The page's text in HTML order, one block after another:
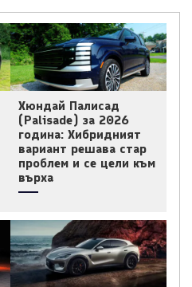
Хюндай Палисад
(Palisade) за 2026
година: Хибридният
вариант решава стар
проблем и се цели към
върха